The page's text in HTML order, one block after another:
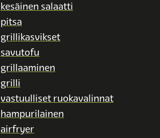
kesäinen salaatti
pitsa
grillikasvikset
savutofu
grillaaminen
grilli
vastuulliset ruokavalinnat
hampurilainen
airfryer